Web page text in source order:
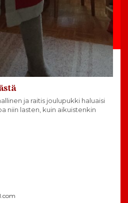
ja raitis joulupukki haluaisi
niin lasten, kuin aikuistenkin